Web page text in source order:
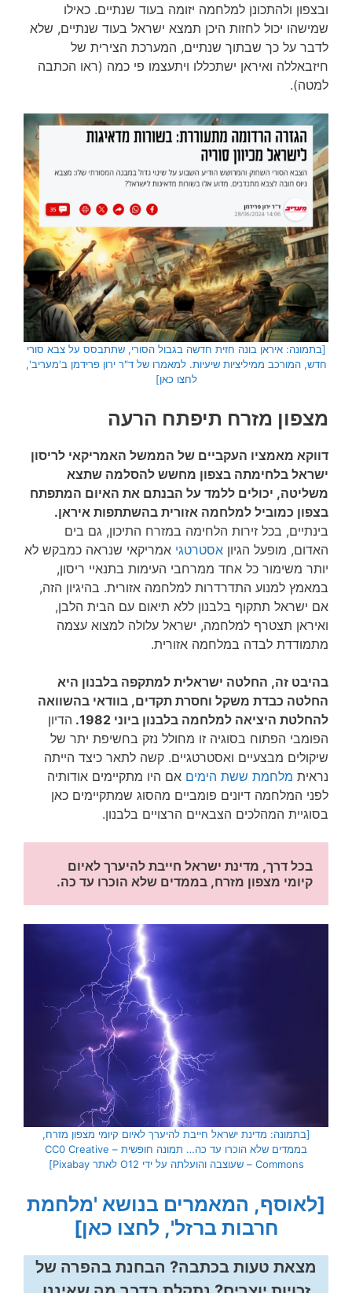
ובצפון ולהתכונן למלחמה יזומה בעוד שנתיים. כאילו
שמישהו יכול לחזות היכן תמצא ישראל בעוד שנתיים, שלא
לדבר על כך שבתוך שנתיים, המערכת הצירית של
חיזבאללה ואיראן ישתכללו ויתעצמו פי כמה (ראו הכתבה
למטה).
[בתמונה: איראן בונה חזית חדשה בגבול הסורי, שתתבסס על צבא סורי
חדש, המורכב ממיליציות שיעיות. למאמרו של ד"ר ירון פרידמן ב'מעריב',
לחצו כאן]
מצפון מזרח תיפתח הרעה
דווקא מאמציו העקביים של הממשל האמריקאי לריסון
ישראל בלחימתה בצפון מחשש להסלמה שתצא
משליטה, יכולים ללמד על הבנתם את האיום המתפתח
בצפון כמוביל למלחמה אזורית בהשתתפות איראן.
בינתיים, בכל זירות הלחימה במזרח התיכון, גם בים
האדום, מופעל הגיון אסטרטגי אמריקאי שנראה כמבקש לא
יותר משימור כל אחד ממרחבי העימות בתנאיי ריסון,
במאמץ למנוע התדרדרות למלחמה אזורית. בהיגיון הזה,
אם ישראל תתקוף בלבנון ללא תיאום עם הבית הלבן,
ואיראן תצטרף למלחמה, ישראל עלולה למצוא עצמה
מתמודדת לבדה במלחמה אזורית.
בהיבט זה, החלטה ישראלית למתקפה בלבנון היא
החלטה כבדת משקל וחסרת תקדים, בוודאי בהשוואה
להחלטת היציאה למלחמה בלבנון ביוני 1982.
הדיון
הפומבי הפתוח בסוגיה זו מחולל נזק בחשיפת יתר של
שיקולים מבצעיים ואסטרטגיים. קשה לתאר כיצד הייתה
נראית מלחמת ששת הימים אם היו מתקיימים אודותיה
לפני המלחמה דיונים פומביים מהסוג שמתקיימים כאן
בסוגיית המהלכים הצבאיים הרצויים בלבנון.
קיומי מצפון מזרח, בממדים שלא הוכרו עד כה.
[בתמונה: מדינת ישראל חייבת להיערך לאיום קיומי מצפון מזרח,
בממדים שלא הוכרו עד כה… תמונה חופשית – CC0 Creative
Commons – שעוצבה והועלתה על ידי O12 לאתר Pixabay]
[לאוסף, המאמרים בנושא 'מלחמת
חרבות ברזל', לחצו כאן]
מצאת טעות בכתבה? הבחנת בהפרה של